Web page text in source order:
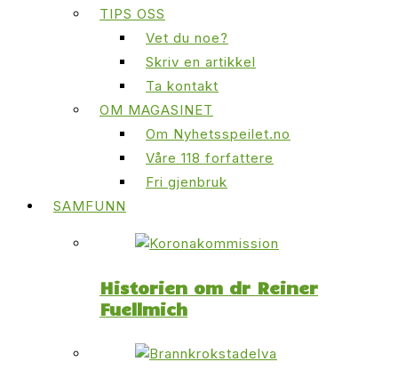
TIPS OSS
Vet du noe?
Skriv en artikkel
Ta kontakt
OM MAGASINET
Om Nyhetsspeilet.no
Våre 118 forfattere
Fri gjenbruk
SAMFUNN
Historien om dr Reiner
Fuellmich